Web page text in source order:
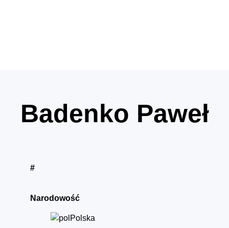
Badenko Paweł
#
Narodowość
Polska